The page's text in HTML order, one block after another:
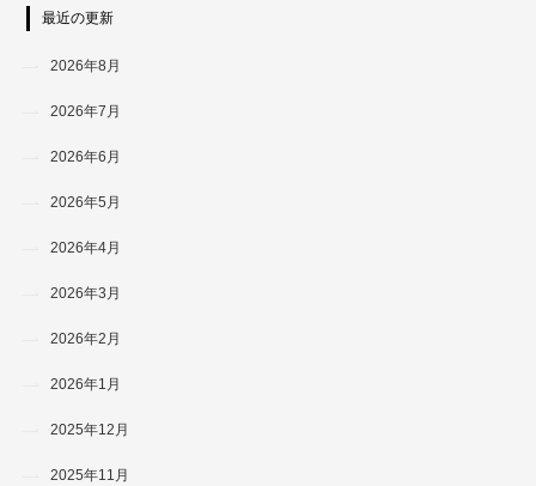
最近の更新
2026年8月
2026年7月
2026年6月
2026年5月
2026年4月
2026年3月
2026年2月
2026年1月
2025年12月
2025年11月